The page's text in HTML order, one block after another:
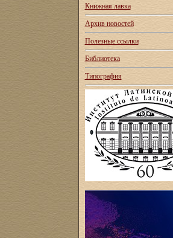
Книжная лавка
Архив новостей
Полезные ссылки
Библиотека
Типография